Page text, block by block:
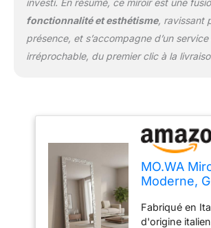
investi. En résumé, ce miroir est une
fonctionnalité et esthétisme, ravissant
présence, et s’accompagne d’un
irréprochable, du premier clic à la
MO.WA
Moderne,
Made in
Murale
Fabriqué en
d'origine